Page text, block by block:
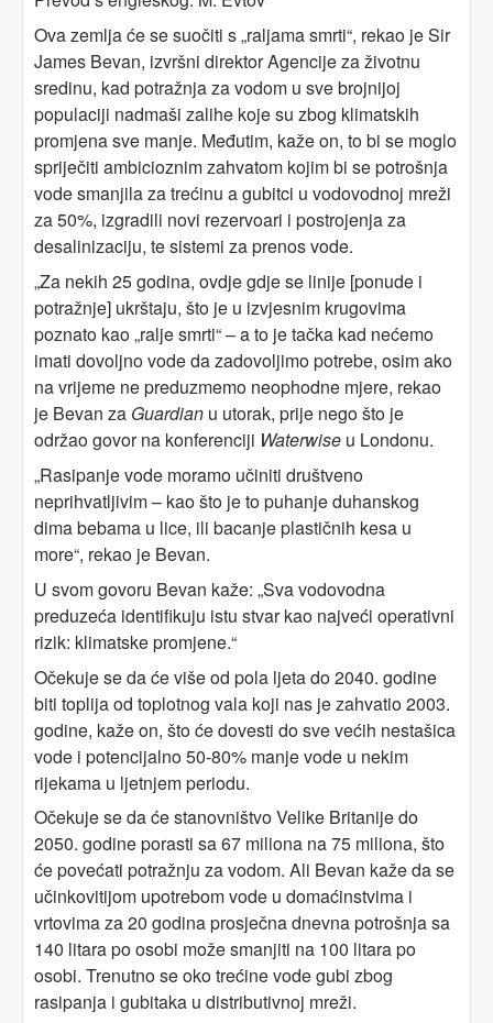
Ova zemlja će se suočiti s „raljama smrti“, rekao je Sir
James Bevan, izvršni direktor Agencije za životnu
sredinu, kad potražnja za vodom u sve brojnijoj
populaciji nadmaši zalihe koje su zbog klimatskih
promjena sve manje. Međutim, kaže on, to bi se moglo
spriječiti ambicioznim zahvatom kojim bi se potrošnja
vode smanjila za trećinu a gubitci u vodovodnoj mreži
za 50%, izgradili novi rezervoari i postrojenja za
desalinizaciju, te sistemi za prenos vode.
„Za nekih 25 godina, ovdje gdje se linije [ponude i
potražnje] ukrštaju, što je u izvjesnim krugovima
poznato kao „ralje smrti“ – a to je tačka kad nećemo
imati dovoljno vode da zadovoljimo potrebe, osim ako
na vrijeme ne preduzmemo neophodne mjere, rekao
je Bevan za Guardian u utorak, prije nego što je
održao govor na konferenciji Waterwise u Londonu.
„Rasipanje vode moramo učiniti društveno
neprihvatljivim – kao što je to puhanje duhanskog
dima bebama u lice, ili bacanje plastičnih kesa u
more“, rekao je Bevan.
U svom govoru Bevan kaže: „Sva vodovodna
preduzeća identifikuju istu stvar kao najveći operativni
rizik: klimatske promjene.“
Očekuje se da će više od pola ljeta do 2040. godine
biti toplija od toplotnog vala koji nas je zahvatio 2003.
godine, kaže on, što će dovesti do sve većih nestašica
vode i potencijalno 50-80% manje vode u nekim
rijekama u ljetnjem periodu.
Očekuje se da će stanovništvo Velike Britanije do
2050. godine porasti sa 67 miliona na 75 miliona, što
će povećati potražnju za vodom. Ali Bevan kaže da se
učinkovitijom upotrebom vode u domaćinstvima i
vrtovima za 20 godina prosječna dnevna potrošnja sa
140 litara po osobi može smanjiti na 100 litara po
osobi. Trenutno se oko trećine vode gubi zbog
rasipanja i gubitaka u distributivnoj mreži.